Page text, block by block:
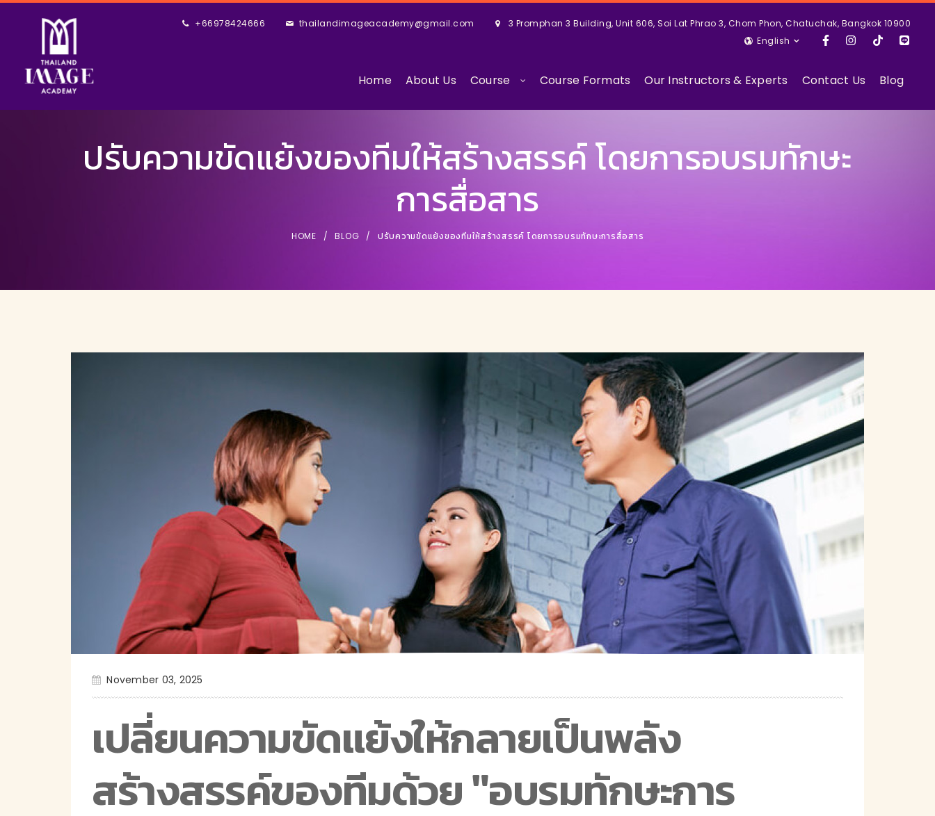
+66978424666 thailandimageacademy@gmail.com
3 Promphan 3 Building, Unit 606, Soi Lat Phrao 3, Chom Phon, Chatuchak, Bangkok 10900
English
Home About Us Course Course Formats Our Instructors & Experts Contact Us Blog
ปรับความขัดแย้งของทีมให้สร้างสรรค์ โดยการอบรมทักษะ
การสื่อสาร
HOME BLOG ปรับความขัดแย้งของทีมให้สร้างสรรค์ โดยการอบรมทักษะการสื่อสาร
November 03, 2025
เปลี่ยนความขัดแย้งให้กลายเป็นพลัง
สร้างสรรค์ของทีมด้วย "อบรมทักษะการ